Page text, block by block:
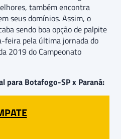
também encontra
seus domínios. Assim, o
sendo boa opção de palpite
feira pela última jornada do
2019 do Campeonato
para Botafogo-SP x Paraná: